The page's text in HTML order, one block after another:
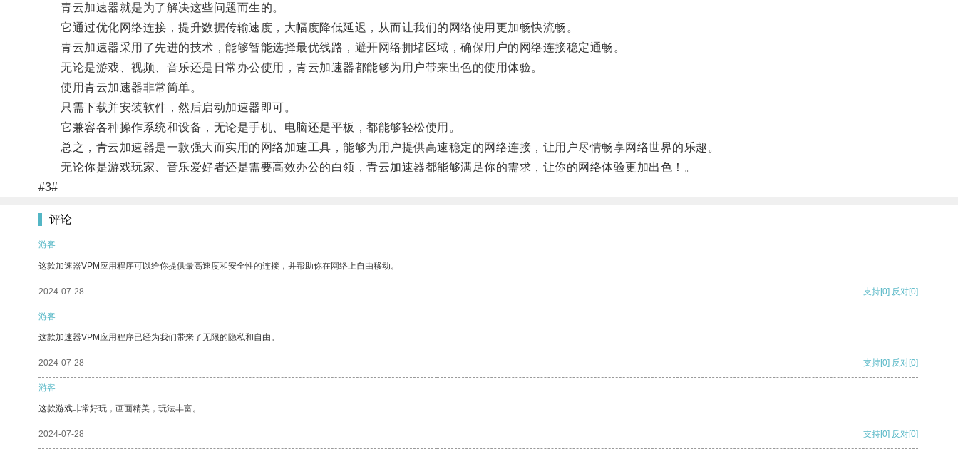
青云加速器就是为了解决这些问题而生的。
它通过优化网络连接，提升数据传输速度，大幅度降低延迟，从而让我们的网络使用更加畅快流畅。
青云加速器采用了先进的技术，能够智能选择最优线路，避开网络拥堵区域，确保用户的网络连接稳定通畅。
无论是游戏、视频、音乐还是日常办公使用，青云加速器都能够为用户带来出色的使用体验。
使用青云加速器非常简单。
只需下载并安装软件，然后启动加速器即可。
它兼容各种操作系统和设备，无论是手机、电脑还是平板，都能够轻松使用。
总之，青云加速器是一款强大而实用的网络加速工具，能够为用户提供高速稳定的网络连接，让用户尽情畅享网络世界的乐趣。
无论你是游戏玩家、音乐爱好者还是需要高效办公的白领，青云加速器都能够满足你的需求，让你的网络体验更加出色！。
#3#
评论
游客
这款加速器VPM应用程序可以给你提供最高速度和安全性的连接，并帮助你在网络上自由移动。
2024-07-28 支持[0] 反对[0]
游客
这款加速器VPM应用程序已经为我们带来了无限的隐私和自由。
2024-07-28 支持[0] 反对[0]
游客
这款游戏非常好玩，画面精美，玩法丰富。
2024-07-28 支持[0] 反对[0]